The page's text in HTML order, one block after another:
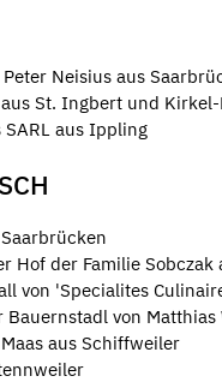
Neisius aus
St. Ingbert und
aus Ippling
Hof der Familie Sobczak
von 'Specialites
von Matthias
aus Schiffweiler